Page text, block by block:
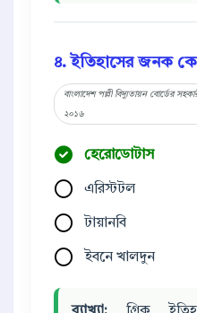
৪. ইতিহাসের জনক
বাংলাদেশ পল্লী বিদ্যুতায়ন বোর্ডের
২০১৬
হেরোডোটাস
এরিস্টটল
টায়ানবি
ইবনে খালদুন